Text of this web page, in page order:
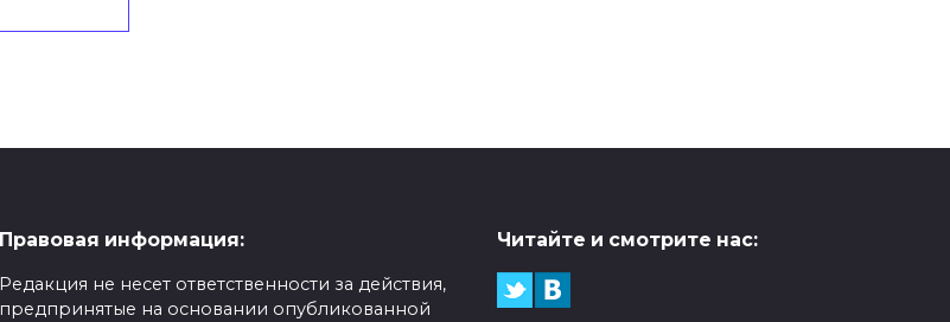
Правовая информация:
Редакция не несет ответственности за действия,
предпринятые на основании опубликованной
Читайте и смотрите нас: